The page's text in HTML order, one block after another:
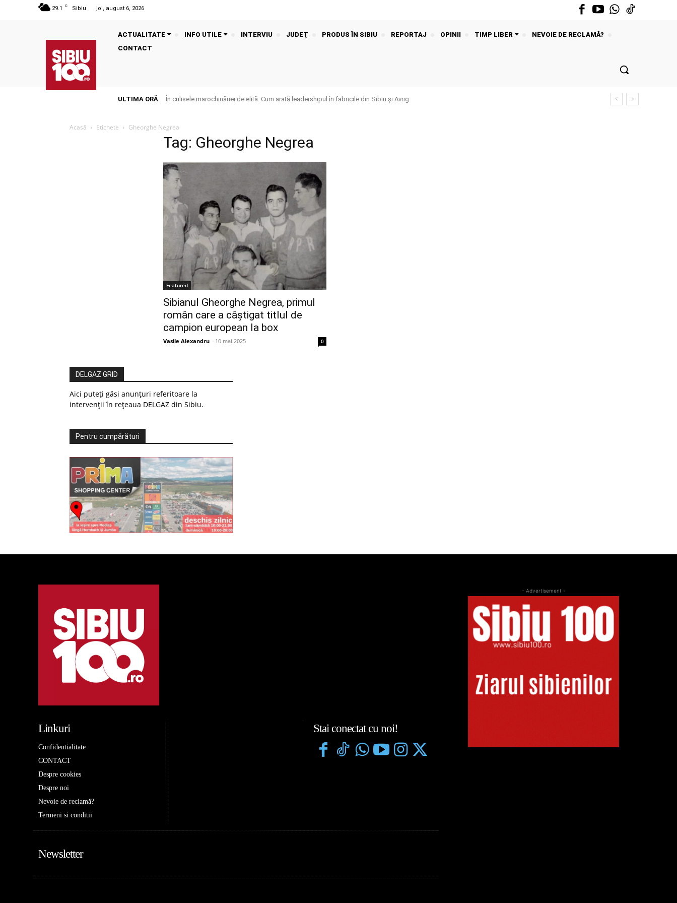
29.1 C Sibiu joi, august 6, 2026
ACTUALITATE INFO UTILE INTERVIU JUDEŢ PRODUS ÎN SIBIU REPORTAJ OPINII TIMP LIBER
NEVOIE DE RECLAMĂ?
CONTACT
ULTIMA ORĂ În culisele marochinăriei de elită. Cum arată leadershipul în fabricile din Sibiu și Avrig
Acasă Etichete Gheorghe Negrea
Tag: Gheorghe Negrea
Featured
Sibianul Gheorghe Negrea, primul
român care a câștigat titlul de
campion european la box
Vasile Alexandru - 10 mai 2025 0
DELGAZ GRID
Aici puteți găsi anunțuri referitoare la
intervenții în rețeaua DELGAZ din Sibiu.
Pentru cumpărături
Linkuri
Confidentialitate
CONTACT
Despre cookies
Despre noi
Nevoie de reclamă?
Termeni si conditii
Stai conectat cu noi!
Newsletter
- Advertisement -